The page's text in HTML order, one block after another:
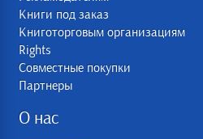
Книги под заказ
Книготорговым организациям
Rights
Совместные покупки
Партнеры
О нас